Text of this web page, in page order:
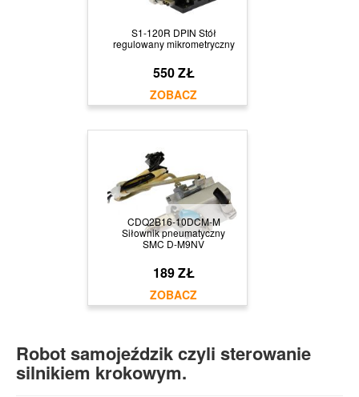
S1-120R DPIN Stół
regulowany mikrometryczny
550 ZŁ
CDQ2B16-10DCM-M
Siłownik pneumatyczny
SMC D-M9NV
189 ZŁ
Robot samojeździk czyli sterowanie
silnikiem krokowym.